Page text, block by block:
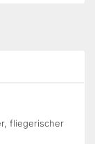
fliegerischer